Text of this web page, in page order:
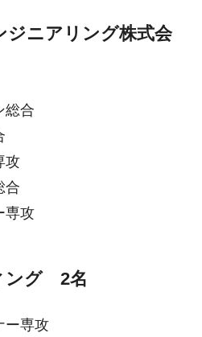
ジニアリング株式会
総合
攻
合
専攻
ング 2名
ー専攻